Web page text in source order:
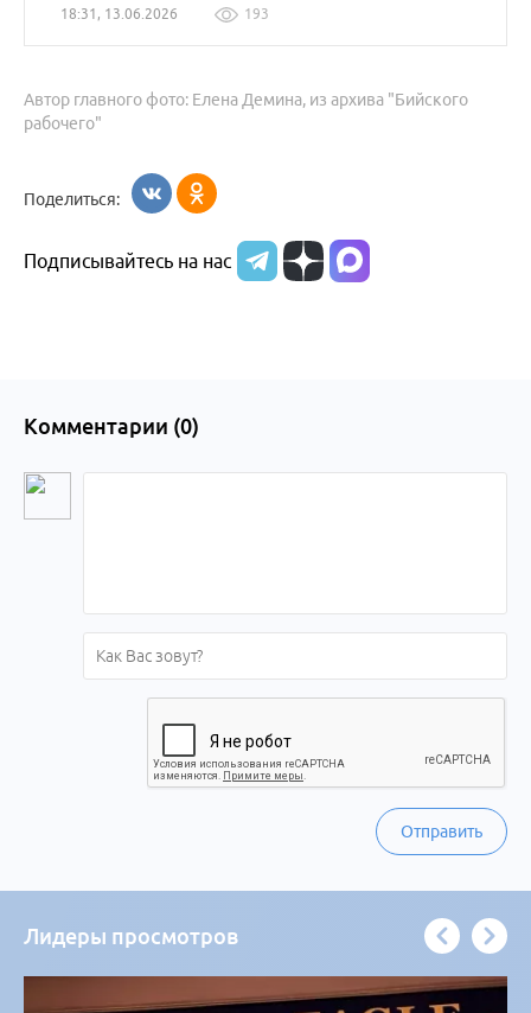
18:31, 13.06.2026 193
Автор главного фото: Елена Демина, из архива "Бийского
рабочего"
Поделиться:
Подписывайтесь на нас
Комментарии (0)
Отправить
Лидеры просмотров